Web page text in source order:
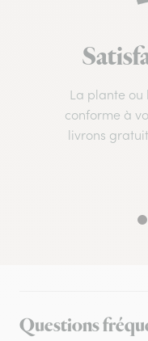
La plante ou
conforme à
livrons
Questions